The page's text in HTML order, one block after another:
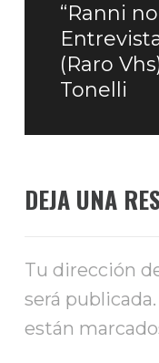
Entrada
siguiente:
“Ranni
(Raro
Tonelli
DEJA UNA
Tu dirección
será publicada.
están